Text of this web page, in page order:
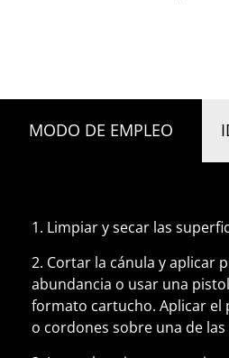
MODO DE EMPLEO
1. Limpiar y secar las
2. Cortar la cánula y aplicar
abundancia o usar una
formato cartucho. Aplicar
o cordones sobre una de